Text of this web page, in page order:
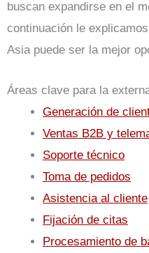
buscan expandirse en el
continuación le
Asia puede ser la mejor
Áreas clave para la
Generación de
Ventas B2B y
Soporte técnico
Toma de pedidos
Asistencia al cliente
Fijación de citas
Procesamiento de